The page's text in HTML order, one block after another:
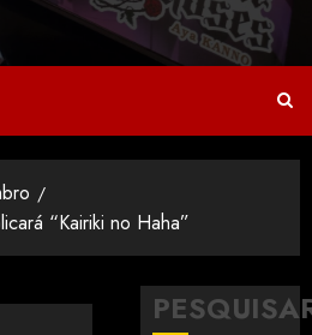
“Kairiki no Haha”